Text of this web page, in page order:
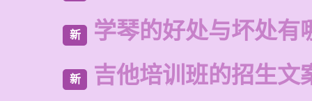
新 学琴的好处与坏处有
新 吉他培训班的招生文